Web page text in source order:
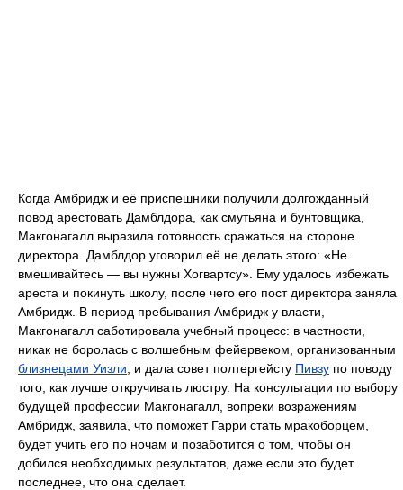
Когда Амбридж и её приспешники получили долгожданный
повод арестовать Дамблдора, как смутьяна и бунтовщика,
Макгонагалл выразила готовность сражаться на стороне
директора. Дамблдор уговорил её не делать этого: «Не
вмешивайтесь — вы нужны Хогвартсу». Ему удалось избежать
ареста и покинуть школу, после чего его пост директора заняла
Амбридж. В период пребывания Амбридж у власти,
Макгонагалл саботировала учебный процесс: в частности,
никак не боролась с волшебным фейервеком, организованным
близнецами Уизли , и дала совет полтергейсту Пивзу по поводу
того, как лучше откручивать люстру. На консультации по выбору
будущей профессии Макгонагалл, вопреки возражениям
Амбридж, заявила, что поможет Гарри стать мракоборцем,
будет учить его по ночам и позаботится о том, чтобы он
добился необходимых результатов, даже если это будет
последнее, что она сделает.